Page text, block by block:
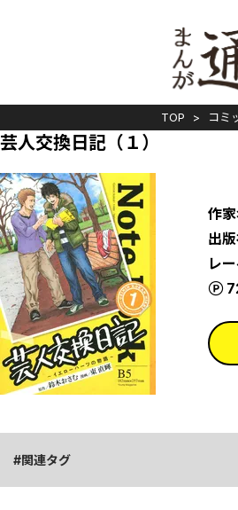
TOP コミ
芸人交換日記（１）
作家
出版
レ
ポイント
関連タグ